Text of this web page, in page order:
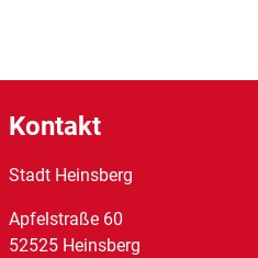
Kontakt
Stadt Heinsberg
Apfelstraße 60
52525 Heinsberg